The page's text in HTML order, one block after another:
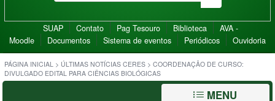
SUAP Contato Pag Tesouro Biblioteca
AVA -
Moodle
Documentos Sistema de eventos Periódicos Ouvidoria
PÁGINA INICIAL > ÚLTIMAS NOTÍCIAS CERES > COORDENAÇÃO DE CURSO:
DIVULGADO EDITAL PARA CIÊNCIAS BIOLÓGICAS
MENU